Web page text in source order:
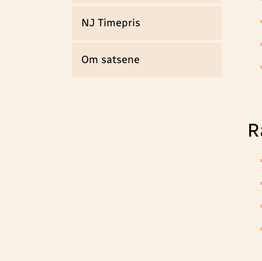
NJ Timepris
Om satsene